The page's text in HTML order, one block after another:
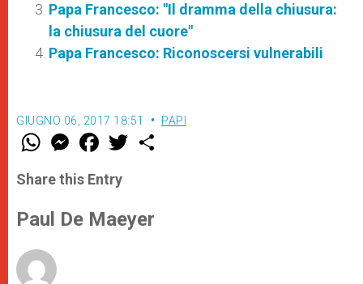
Papa Francesco: "Il dramma della chiusura:
la chiusura del cuore"
Papa Francesco: Riconoscersi vulnerabili
GIUGNO 06, 2017 18:51 PAPI
W
t
s
p
p
M
e
s
e
g
e
F
a
e
b
o
k
w
r
Share this Entry
Paul De Maeyer